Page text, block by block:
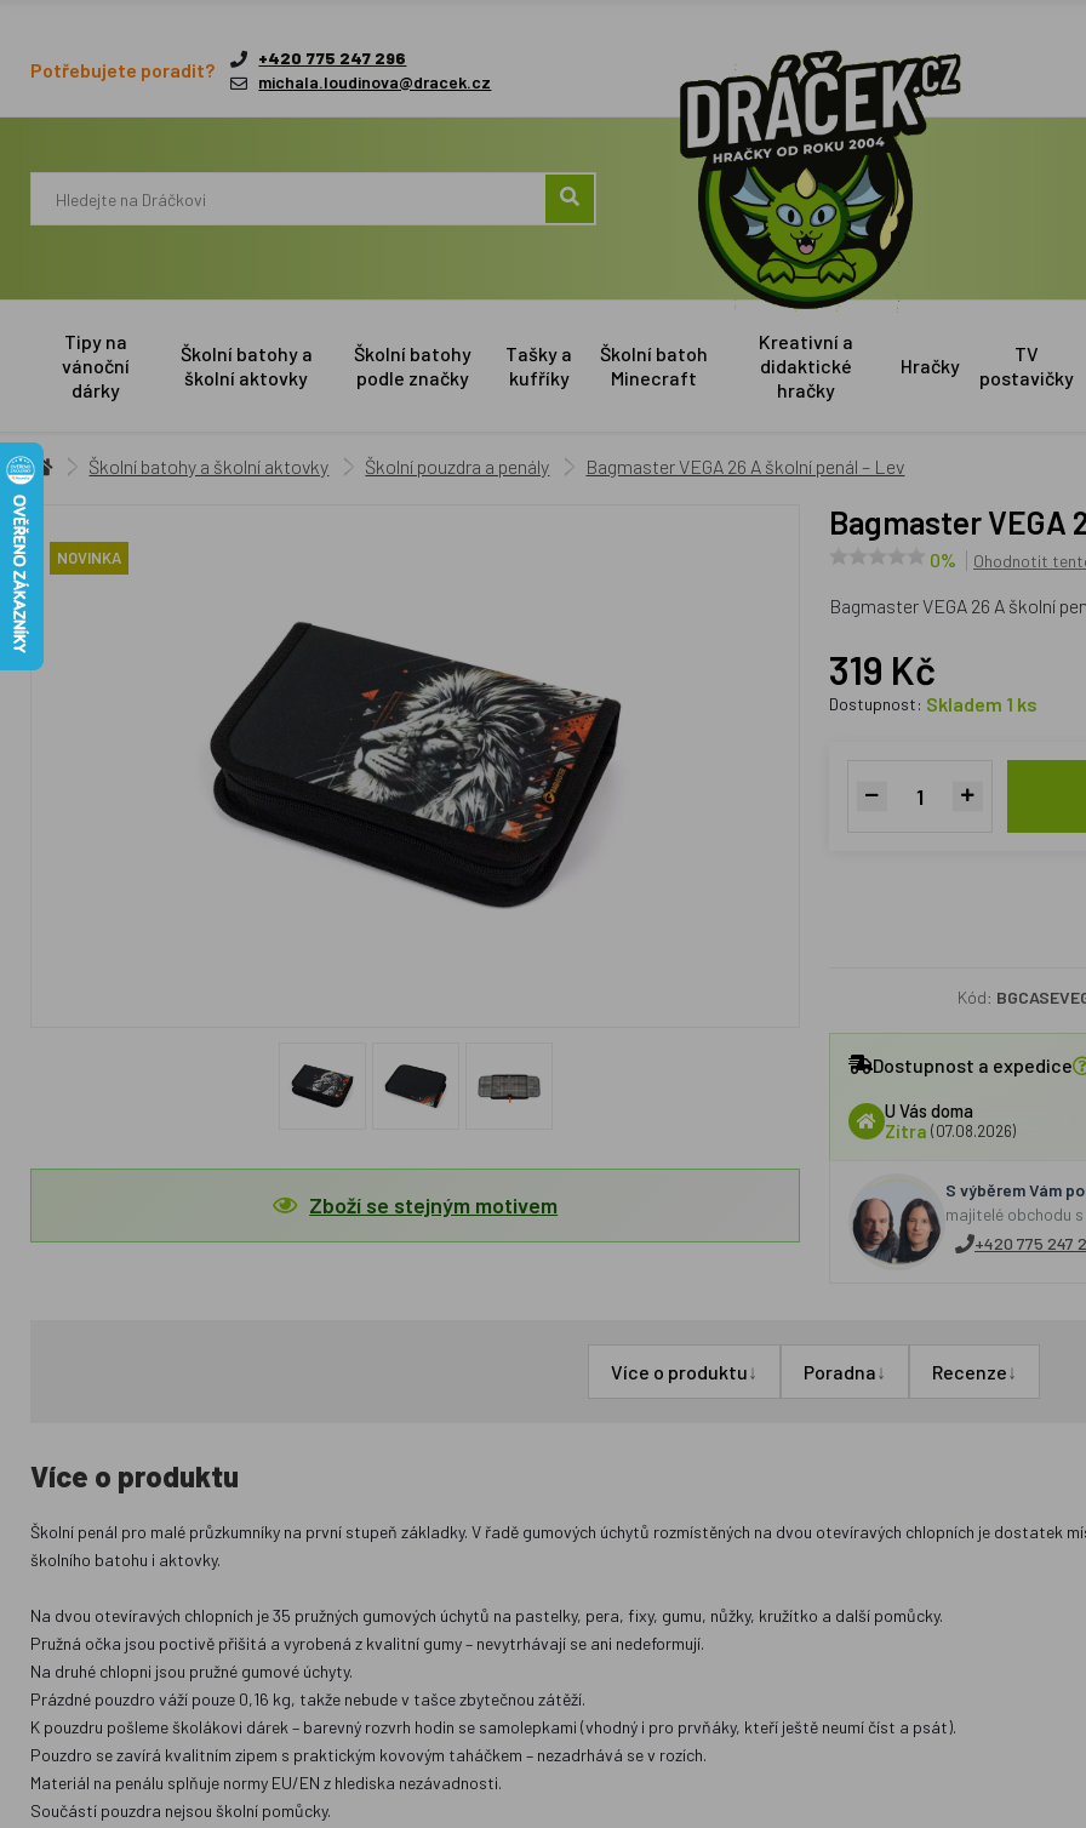
Potřebujete poradit?
+420 775 247 296
michala.loudinova@dracek.cz
Tipy na
vánoční
dárky
Školní batohy a
školní aktovky
Školní batohy
podle značky
Tašky a
kufříky
Školní batoh
Minecraft
Kreativní a
didaktické
hračky
Hračky
TV
postavičky
Školní batohy a školní aktovky Školní pouzdra a penály Bagmaster VEGA 26 A školní penál – Lev
NOVINKA
Zboží se stejným motivem
Bagmaster
0% Ohodnotit
Bagmaster VEGA 26 A školní
319 Kč
Dostupnost: Skladem 1 ks
Kód:
Dostupnost a expedice
U Vás doma
Zítra (07.08.2026)
S výběrem Vám
majitelé obchodu
+420 775 247
Více o produktu↓ Poradna↓ Recenze↓
Více o produktu
Školní penál pro malé průzkumníky na první stupeň základky. V řadě gumových úchytů rozmístěných na dvou otevíravých chlopních je dostatek
školního batohu i aktovky.
Na dvou otevíravých chlopních je 35 pružných gumových úchytů na pastelky, pera, fixy, gumu, nůžky, kružítko a další pomůcky.
Pružná očka jsou poctivě přišitá a vyrobená z kvalitní gumy – nevytrhávají se ani nedeformují.
Na druhé chlopni jsou pružné gumové úchyty.
Prázdné pouzdro váží pouze 0,16 kg, takže nebude v tašce zbytečnou zátěží.
K pouzdru pošleme školákovi dárek – barevný rozvrh hodin se samolepkami (vhodný i pro prvňáky, kteří ještě neumí číst a psát).
Pouzdro se zavírá kvalitním zipem s praktickým kovovým taháčkem – nezadrhává se v rozích.
Materiál na penálu splňuje normy EU/EN z hlediska nezávadnosti.
Součástí pouzdra nejsou školní pomůcky.